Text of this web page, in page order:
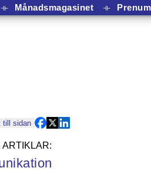
⟛ Månadsmagasinet ⟛
till sidan